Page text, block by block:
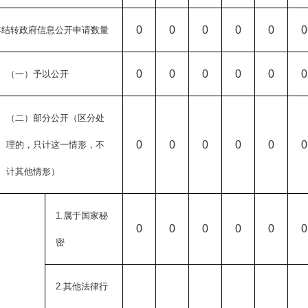
转政府信息公开申请数量 0 0 0 0 0 0
（一）予以公开 0 0 0 0 0 0
（二）部分公开 （区分处
理的，只计这一情形，不
计其他情形）
0 0 0 0 0 0
1.属于国家秘
密
0 0 0 0 0 0
2.其他法律行